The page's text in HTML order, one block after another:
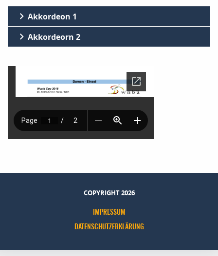
Akkordeon 1
Akkordeorn 2
COPYRIGHT 2026
IMPRESSUM
DATENSCHUTZERKLÄRUNG